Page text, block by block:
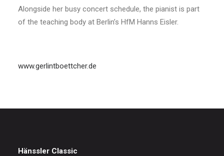
Alongside her busy concert schedule, the pianist is part
of the teaching body at Berlin’s HfM Hanns Eisler.
www.gerlintboettcher.de
Hänssler Classic